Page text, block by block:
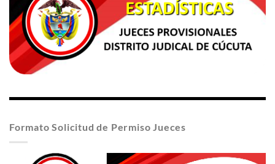
Formato Solicitud de Permiso Jueces